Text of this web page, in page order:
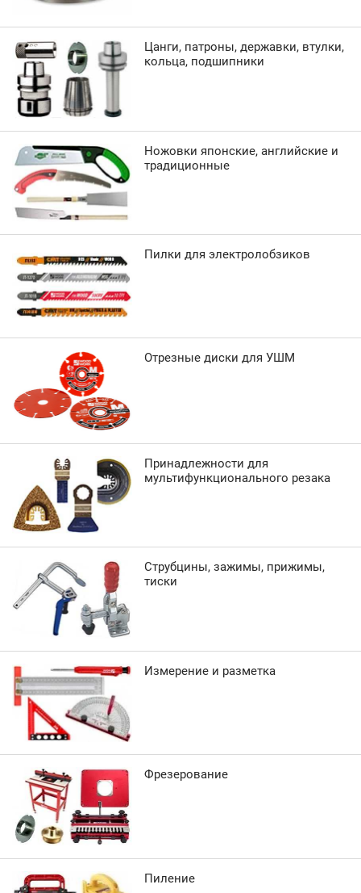
Цанги, патроны, державки, втулки,
кольца, подшипники
Ножовки японские, английские и
традиционные
Пилки для электролобзиков
Отрезные диски для УШМ
Принадлежности для
мультифункционального резака
Струбцины, зажимы, прижимы,
тиски
Измерение и разметка
Фрезерование
Пиление